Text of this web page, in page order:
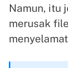
Namun, itu
merusak